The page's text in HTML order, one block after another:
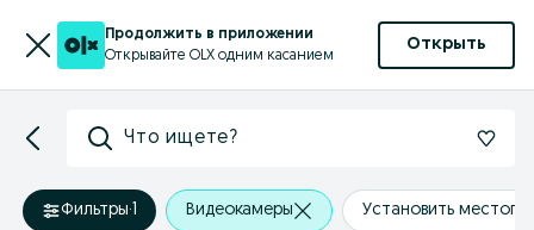
Продолжить в приложении
Открывайте OLX одним касанием
Открыть
Что ищете?
Фильтры·1 Видеокамеры Установить